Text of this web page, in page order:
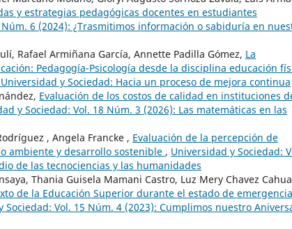
y estrategias pedagógicas docentes en estudiantes
6 (2024): ¿Trasmitimos información o sabiduría en
Rafael Armiñana García, Annette Padilla Gómez, La
Pedagogía-Psicología desde la disciplina educación
y Sociedad: Hacia un proceso de mejora continua
Evaluación de los costos de calidad en instituciones
y Sociedad: Vol. 18 Núm. 3 (2026): Las matemáticas en las
, Angela Francke , Evaluación de la percepción de
ambiente y desarrollo sostenible , Universidad y Sociedad:
de las tecnociencias y las humanidades
Thania Guisela Mamani Castro, Luz Mery Chavez
de la Educación Superior durante el estado de emergencia
Sociedad: Vol. 15 Núm. 4 (2023): Cumplimos nuestro